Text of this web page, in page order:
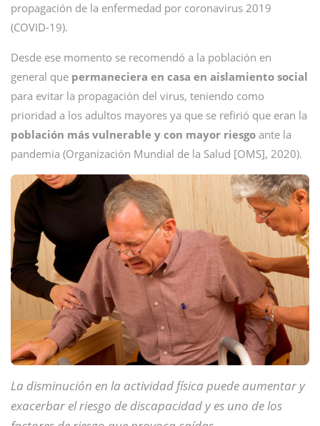
propagación de la enfermedad por coronavirus 2019
(COVID-19).
Desde ese momento se recomendó a la población en
general que permaneciera en casa en aislamiento social
para evitar la propagación del virus, teniendo como
prioridad a los adultos mayores ya que se refirió que eran la
población más vulnerable y con mayor riesgo ante la
pandemia (Organización Mundial de la Salud [OMS], 2020).
La disminución en la actividad física puede aumentar y
exacerbar el riesgo de discapacidad y es uno de los